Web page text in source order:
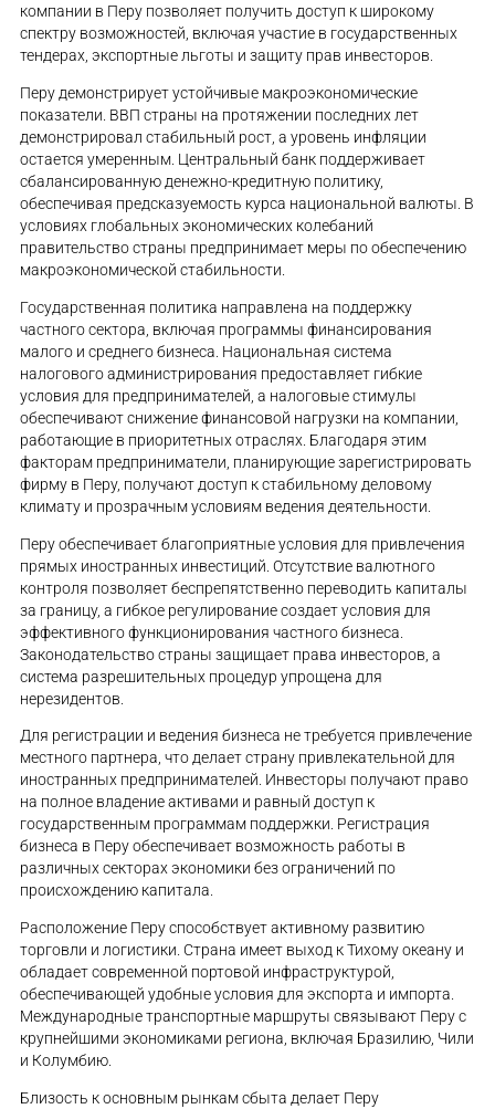
компании в Перу позволяет получить доступ к широкому
спектру возможностей, включая участие в государственных
тендерах, экспортные льготы и защиту прав инвесторов.
Перу демонстрирует устойчивые макроэкономические
показатели. ВВП страны на протяжении последних лет
демонстрировал стабильный рост, а уровень инфляции
остается умеренным. Центральный банк поддерживает
сбалансированную денежно-кредитную политику,
обеспечивая предсказуемость курса национальной валюты. В
условиях глобальных экономических колебаний
правительство страны предпринимает меры по обеспечению
макроэкономической стабильности.
Государственная политика направлена на поддержку
частного сектора, включая программы финансирования
малого и среднего бизнеса. Национальная система
налогового администрирования предоставляет гибкие
условия для предпринимателей, а налоговые стимулы
обеспечивают снижение финансовой нагрузки на компании,
работающие в приоритетных отраслях. Благодаря этим
факторам предприниматели, планирующие зарегистрировать
фирму в Перу, получают доступ к стабильному деловому
климату и прозрачным условиям ведения деятельности.
Перу обеспечивает благоприятные условия для привлечения
прямых иностранных инвестиций. Отсутствие валютного
контроля позволяет беспрепятственно переводить капиталы
за границу, а гибкое регулирование создает условия для
эффективного функционирования частного бизнеса.
Законодательство страны защищает права инвесторов, а
система разрешительных процедур упрощена для
нерезидентов.
Для регистрации и ведения бизнеса не требуется привлечение
местного партнера, что делает страну привлекательной для
иностранных предпринимателей. Инвесторы получают право
на полное владение активами и равный доступ к
государственным программам поддержки. Регистрация
бизнеса в Перу обеспечивает возможность работы в
различных секторах экономики без ограничений по
происхождению капитала.
Расположение Перу способствует активному развитию
торговли и логистики. Страна имеет выход к Тихому океану и
обладает современной портовой инфраструктурой,
обеспечивающей удобные условия для экспорта и импорта.
Международные транспортные маршруты связывают Перу с
крупнейшими экономиками региона, включая Бразилию, Чили
и Колумбию.
Близость к основным рынкам сбыта делает Перу